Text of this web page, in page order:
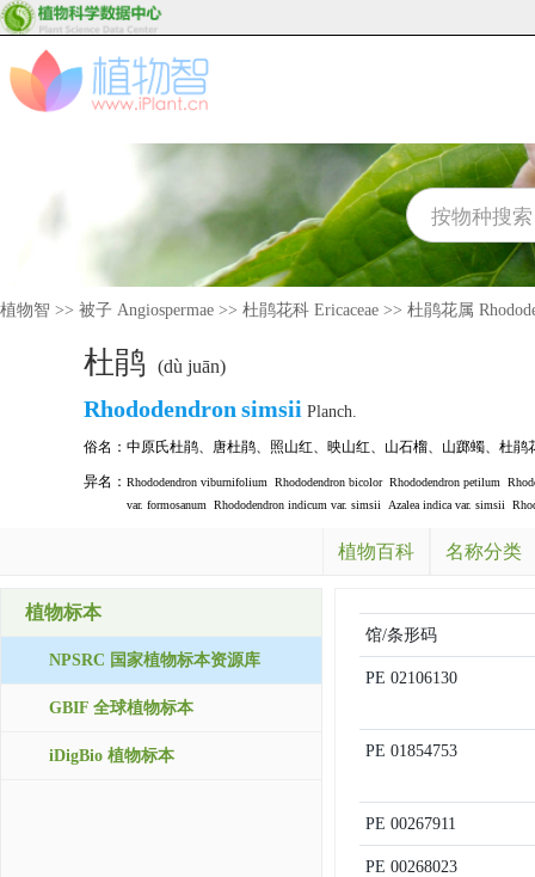
植物智 >> 被子 Angiospermae >> 杜鹃花科 Ericaceae >> 杜鹃花属
杜鹃 (dù juān)
Rhododendron simsii Planch.
俗名： 中原氏杜鹃、 唐杜鹃、 照山红、 映山红、 山石榴、 山踯蠋、 杜鹃
异名： Rhododendron viburnifolium Rhododendron bicolor Rhododendron petilum
var. formosanum
Rhododendron indicum var. simsii Azalea indica var. simsii
植物百科 名称分类
植物标本
NPSRC 国家植物标本资源库
GBIF 全球植物标本
iDigBio 植物标本
馆/条形码
PE 02106130
PE 01854753
PE 00267911
PE 00268023